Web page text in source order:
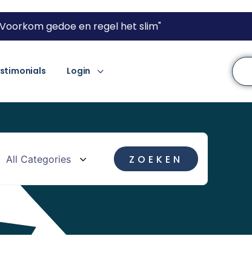
gedoe en regel het slim"
Login